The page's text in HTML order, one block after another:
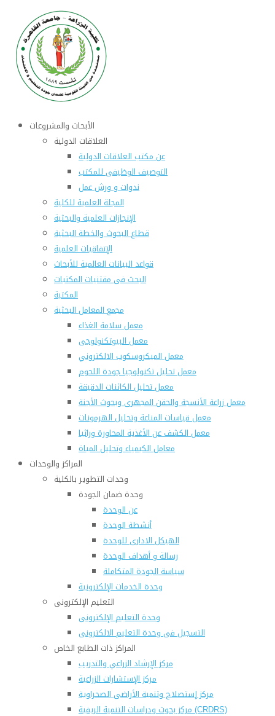
الأبحاث والمشروعات
العلاقات الدولية
عن مكتب العلاقات الدولية
التوصيف الوظيفى للمكتب
ندوات و ورش عمل
المجلة العلمية للكلية
الإنجازات العلمية والبحثية
قطاع البحوث والخطة البحثية
الإتفاقيات العلمية
قواعد البيانات العالمية للأبحاث
البحث فى مقتنيات المكتبات
المكتبة
مجمع المعامل البحثية
معمل سلامة الغذاء
معمل البيوتكنولوجى
معمل الميكروسكوب الالكتروني
معمل تحليل تكنولوجيا جودة اللحوم
معمل تحليل الكائنات الدقيقة
معمل زراعة الأنسجة والحقن المجهرى وبحوث الأجنة
معمل قياسات المناعة وتحليل الهرمونات
معمل الكشف عن الأغذية المحاورة وراثيا
معامل الكيمياء وتحليل المياة
المراكز والوحدات
وحدات التطوير بالكلية
وحدة ضمان الجودة
عن الوحدة
أنشطة الوحدة
الهيكل الادارى للوحدة
رسالة و أهداف الوحدة
سياسة الجودة المتكاملة
وحدة الخدمات الإلكترونية
التعليم الإلكترونى
وحدة التعليم الإلكترونى
التسجيل فى وحدة التعليم الالكترونى
المراكز ذات الطابع الخاص
مركز الإرشاد الزراعي والتدريب
مركز الإستشارات الزراعية
مركز إستصلاح وتنمية الأراضى الصحراوية
مركز بحوث ودراسات التنمية الريفية (CRDRS)